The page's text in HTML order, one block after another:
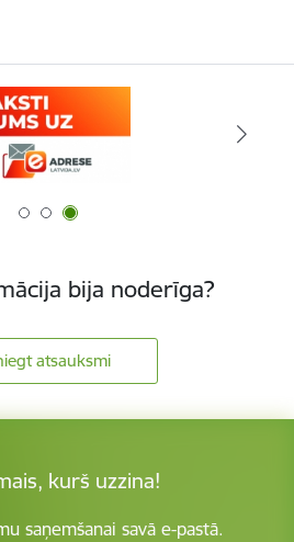
bija noderīga?
atsauksmi
kurš uzzina!
saņemšanai savā e-pastā.